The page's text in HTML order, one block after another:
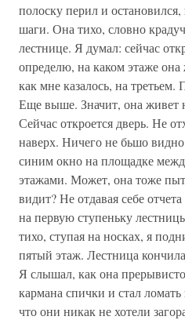
полоску перил и
шаги. Она тихо, словно
лестнице. Я думал: сейчас
определю, на каком этаже
как мне казалось, на
Еще выше. Значит, она живет
Сейчас откроется дверь. Не
наверх. Ничего не бьшо
синим окно на площадке
этажами. Может, она тоже
видит? Не отдавая себе
на первую ступеньку
тихо, ступая на носках, я
пятый этаж. Лестница
Я слышал, как она
кармана спички и стал
что они никак не хотели